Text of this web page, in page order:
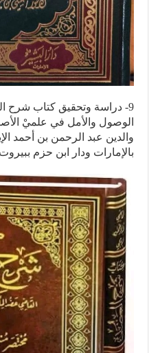
9- دراسة وتحقيق كتاب شرح
الوصول والأمل في علميْ
والدين عبد الرحمن بن أحمد
بالإمارات ودار ابن حزم ببيروت